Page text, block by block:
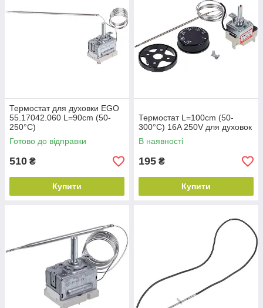
Термостат для духовки EGO
55.17042.060 L=90cm (50-
250°С)
Готово до відправки
510 ₴
Купити
Термостат L=100cm (50-
300°C) 16A 250V для духовок
В наявності
195 ₴
Купити